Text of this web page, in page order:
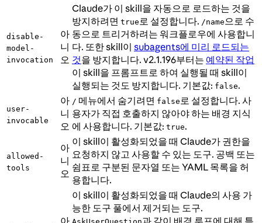
disable-
model-
invocation
아
니
오
Claude가 이 skill을 자동으로 로드하는 것을
방지하려면 true로 설정합니다. /name으로 수
동으로 트리거하려는 워크플로우에 사용합니
다. 또한 skill이 subagents에 미리 로드되는
것을 방지합니다. v2.1.196부터는 예약된 작업
이 skill을 프롬프트로 하여 실행될 때 skill이
실행되는 것도 방지합니다. 기본값: false.
user-
invocable
아
니
오
/ 메뉴에서 숨기려면 false로 설정합니다. 사
용자가 직접 호출하지 않아야 하는 배경 지식
에 사용합니다. 기본값: true.
allowed-
tools
아
니
오
이 skill이 활성화되었을 때 Claude가 권한을
요청하지 않고 사용할 수 있는 도구. 공백 또는
쉼표로 구분된 문자열 또는 YAML 목록을 허
용합니다.
이 skill이 활성화되었을 때 Claude의 사용 가
능한 도구 풀에서 제거되는 도구.